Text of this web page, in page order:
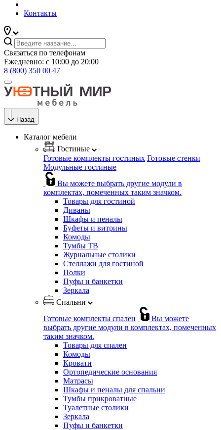
Контакты
Связаться по телефонам
Ежедневно: с 10:00 до 20:00
8 (800) 350 00 47
Назад
Каталог мебели
Гостиные
Готовые комплекты гостиных Готовые стенки
Модульные гостиные
Вы можете выбрать другие модули в
комплектах, помеченных таким значком.
Товары для гостиной
Диваны
Шкафы и пеналы
Буфеты и витрины
Комоды
Тумбы ТВ
Журнальные столики
Стеллажи для гостиной
Полки
Пуфы и банкетки
Зеркала
Спальни
Готовые комплекты спален
Вы можете
выбрать другие модули в комплектах, помеченных
таким значком.
Товары для спален
Комоды
Кровати
Ортопедические основания
Матрасы
Шкафы и пеналы для спальни
Тумбы прикроватные
Туалетные столики
Зеркала
Пуфы и банкетки